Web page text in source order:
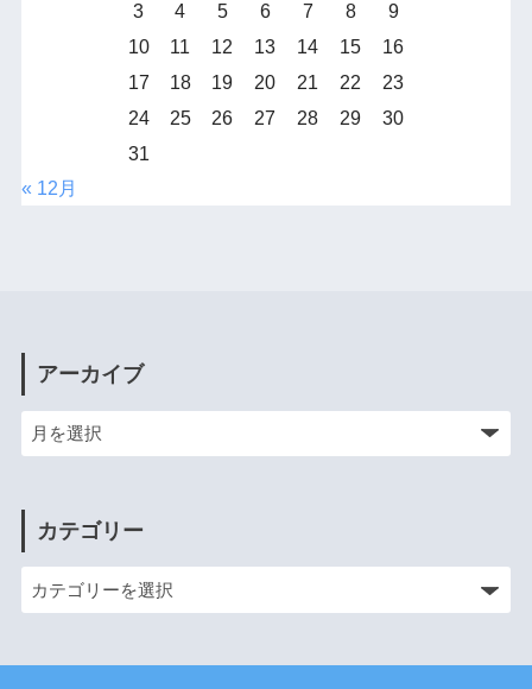
3
4 5 6 7 8
9
10
11 12 13 14 15
16
17
18 19 20 21 22
23
24
25 26 27 28 29
30
31
« 12月
アーカイブ
カテゴリー